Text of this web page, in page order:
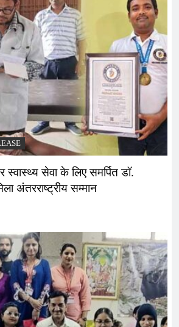
स्वास्थ्य सेवा के लिए समर्पित डॉ.
अंतरराष्ट्रीय सम्मान